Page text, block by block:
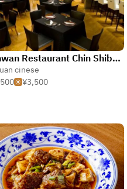
Szechwan Restaurant Chin Shibuya
cinese
¥3,500